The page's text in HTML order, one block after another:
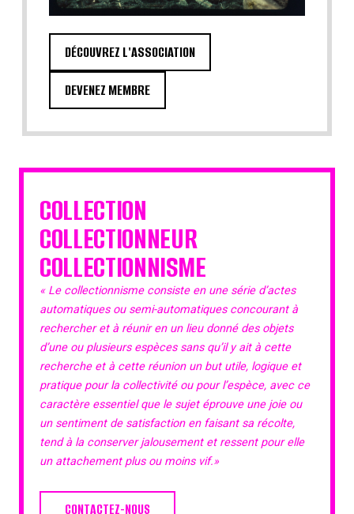
DÉCOUVREZ L'ASSOCIATION
DEVENEZ MEMBRE
COLLECTION
COLLECTIONNEUR
COLLECTIONNISME
« Le collectionnisme consiste en une série d’actes
automatiques ou semi-automatiques concourant à
rechercher et à réunir en un lieu donné des objets
d’une ou plusieurs espèces sans qu’il y ait à cette
recherche et à cette réunion un but utile, logique et
pratique pour la collectivité ou pour l’espèce, avec ce
caractère essentiel que le sujet éprouve une joie ou
un sentiment de satisfaction en faisant sa récolte,
tend à la conserver jalousement et ressent pour elle
un attachement plus ou moins vif.»
CONTACTEZ-NOUS